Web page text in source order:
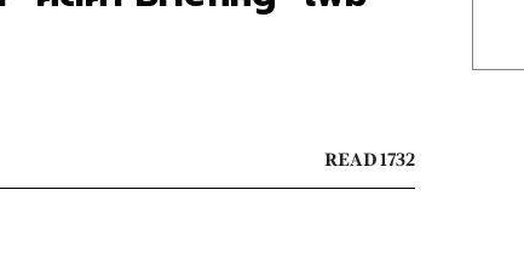
READ 1732